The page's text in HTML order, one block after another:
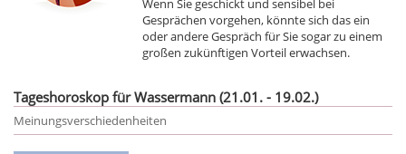
Gesprächen vorgehen, könnte sich das ein
oder andere Gespräch für Sie sogar zu einem
großen zukünftigen Vorteil erwachsen.
Tageshoroskop für Wassermann (21.01. - 19.02.)
Meinungsverschiedenheiten